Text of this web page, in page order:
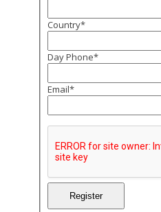
Country*
Day Phone*
Email*